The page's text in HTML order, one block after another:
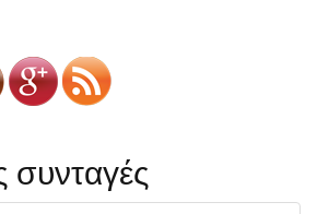
συνταγές